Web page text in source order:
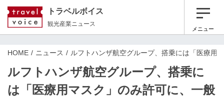
トラベルボイス
観光産業ニュース
メニュー
HOME ニュース ルフトハンザ航空グループ、搭乗には「医療用
ルフトハンザ航空グループ、搭乗に
は「医療用マスク」のみ許可に、一般